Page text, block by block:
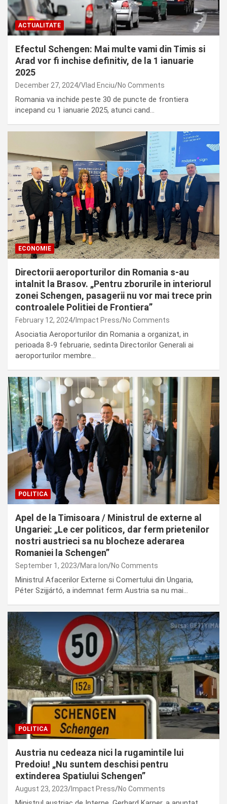
ACTUALITATE
Efectul Schengen: Mai multe vami din Timis si
Arad vor fi inchise definitiv, de la 1 ianuarie
2025
December 27, 2024 Vlad Enciu No Comments
Romania va inchide peste 30 de puncte de frontiera
incepand cu 1 ianuarie 2025, atunci cand…
ECONOMIE
Directorii aeroporturilor din Romania s-au
intalnit la Brasov. „Pentru zborurile in interiorul
zonei Schengen, pasagerii nu vor mai trece prin
controalele Politiei de Frontiera”
February 12, 2024 Impact Press No Comments
Asociatia Aeroporturilor din Romania a organizat, in
perioada 8-9 februarie, sedinta Directorilor Generali ai
aeroporturilor membre…
POLITICA
Apel de la Timisoara / Ministrul de externe al
Ungariei: „Le cer politicos, dar ferm prietenilor
nostri austrieci sa nu blocheze aderarea
Romaniei la Schengen”
September 1, 2023 Mara Ion No Comments
Ministrul Afacerilor Externe si Comertului din Ungaria,
Péter Szijjártó, a indemnat ferm Austria sa nu mai…
POLITICA
Austria nu cedeaza nici la rugamintile lui
Predoiu! „Nu suntem deschisi pentru
extinderea Spatiului Schengen”
August 23, 2023 Impact Press No Comments